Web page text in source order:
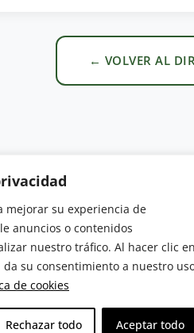
mejorar su experiencia de
anuncios o contenidos
nuestro tráfico. Al hacer clic en
da su consentimiento a nuestro
de cookies
Rechazar todo Aceptar todo
← VOLVER AL
Hortofrutícola
nº 10.
88 51